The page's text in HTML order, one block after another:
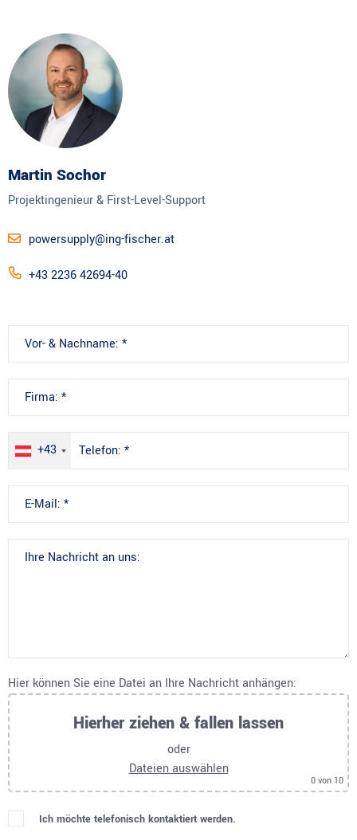
Martin Sochor
Projektingenieur & First-Level-Support
powersupply@ing-fischer.at
+43 2236 42694-40
+43
Hier können Sie eine Datei an Ihre Nachricht anhängen:
Hierher ziehen & fallen lassen
oder
Dateien auswählen
0 von 10
Ich möchte telefonisch kontaktiert werden.